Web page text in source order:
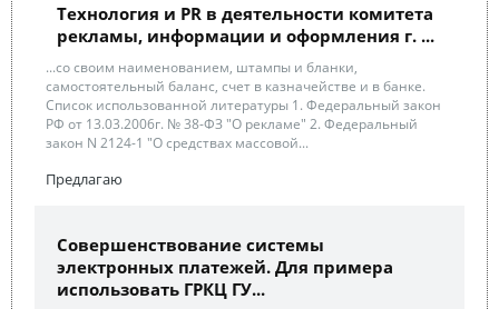
Технология и PR в деятельности комитета
рекламы, информации и оформления г. ...
...со своим наименованием, штампы и бланки,
самостоятельный баланс, счет в казначействе и в банке.
Список использованной литературы 1. Федеральный закон
РФ от 13.03.2006г. № 38-ФЗ "О рекламе" 2. Федеральный
закон N 2124-1 "О средствах массовой...
Предлагаю
Совершенствование системы
электронных платежей. Для примера
использовать ГРКЦ ГУ...